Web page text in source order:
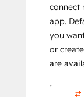
connect
app.
you
or
are